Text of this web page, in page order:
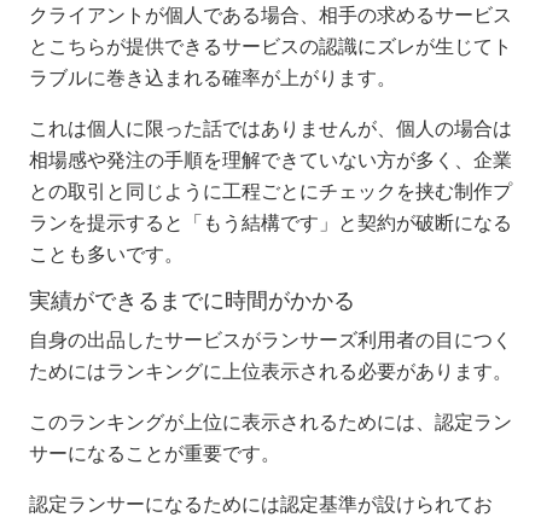
クライアントが個人である場合、相手の求めるサービス
とこちらが提供できるサービスの認識にズレが生じてト
ラブルに巻き込まれる確率が上がります。
これは個人に限った話ではありませんが、個人の場合は
相場感や発注の手順を理解できていない方が多く、企業
との取引と同じように工程ごとにチェックを挟む制作プ
ランを提示すると「もう結構です」と契約が破断になる
ことも多いです。
実績ができるまでに時間がかかる
自身の出品したサービスがランサーズ利用者の目につく
ためにはランキングに上位表示される必要があります。
このランキングが上位に表示されるためには、認定ラン
サーになることが重要です。
認定ランサーになるためには認定基準が設けられてお